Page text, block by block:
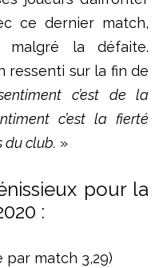
ce dernier match,
malgré la défaite.
ressenti sur la fin de
c’est de la
c’est la fierté
du club. »
pour la
:
par match 3,29)